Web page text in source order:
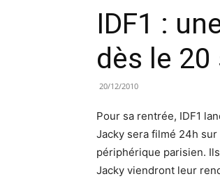
IDF1 :
dès le
20/12/2010
Pour sa rentrée, IDF1
Jacky sera filmé 24h
périphérique parisien.
Jacky viendront leur